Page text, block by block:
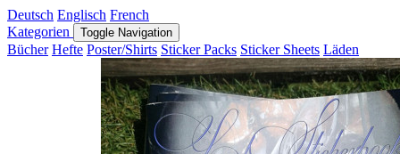
Deutsch Englisch French
Kategorien
Toggle Navigation
Bücher Hefte Poster/Shirts Sticker Packs Sticker Sheets Läden